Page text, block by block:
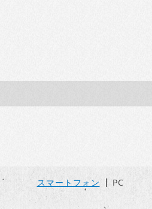
スマートフォン PC